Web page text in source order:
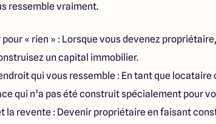
ressemble vraiment.
« rien » : Lorsque vous devenez
un capital immobilier.
qui vous ressemble : En tant que
qui n’a pas été construit spécialement pour
la revente : Devenir propriétaire en faisant